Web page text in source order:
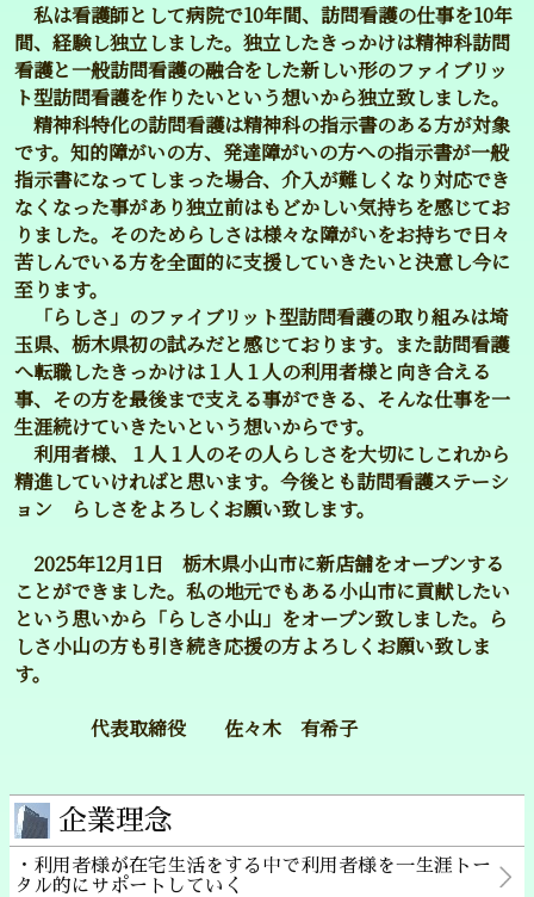
私は看護師として病院で10年間、訪問看護の仕事を10年
間、経験し独立しました。独立したきっかけは精神科訪問
看護と一般訪問看護の融合をした新しい形のファイブリッ
ト型訪問看護を作りたいという想いから独立致しました。
精神科特化の訪問看護は精神科の指示書のある方が対象
です。知的障がいの方、発達障がいの方への指示書が一般
指示書になってしまった場合、介入が難しくなり対応でき
なくなった事があり独立前はもどかしい気持ちを感じてお
りました。そのためらしさは様々な障がいをお持ちで日々
苦しんでいる方を全面的に支援していきたいと決意し今に
至ります。
「らしさ」のファイブリット型訪問看護の取り組みは埼
玉県、栃木県初の試みだと感じております。また訪問看護
へ転職したきっかけは１人１人の利用者様と向き合える
事、その方を最後まで支える事ができる、そんな仕事を一
生涯続けていきたいという想いからです。
利用者様、１人１人のその人らしさを大切にしこれから
精進していければと思います。今後とも訪問看護ステーシ
ョン らしさをよろしくお願い致します。
2025年12月1日 栃木県小山市に新店舗をオープンする
ことができました。私の地元でもある小山市に貢献したい
という思いから「らしさ小山」をオープン致しました。ら
しさ小山の方も引き続き応援の方よろしくお願い致しま
す。
代表取締役 佐々木 有希子
企業理念
・利用者様が在宅生活をする中で利用者様を一生涯トー
タル的にサポートしていく